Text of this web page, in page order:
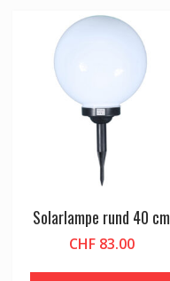
Solarlampe rund 40 cm
CHF83.00